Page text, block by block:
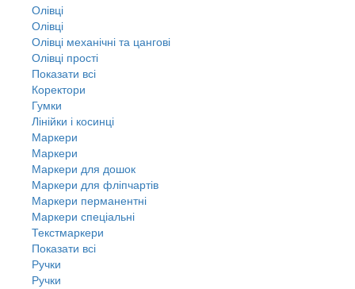
Олівці
Олівці
Олівці механічні та цангові
Олівці прості
Показати всі
Коректори
Гумки
Лінійки і косинці
Маркери
Маркери
Маркери для дошок
Маркери для фліпчартів
Маркери перманентні
Маркери спеціальні
Текстмаркери
Показати всі
Ручки
Ручки